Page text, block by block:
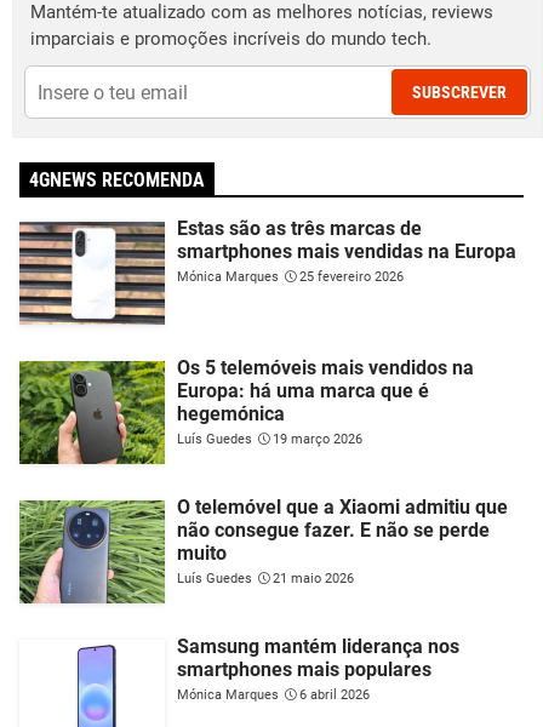
Mantém-te atualizado com as melhores notícias, reviews
imparciais e promoções incríveis do mundo tech.
SUBSCREVER
4GNEWS RECOMENDA
Estas são as três marcas de
smartphones mais vendidas na Europa
Mónica Marques 25 fevereiro 2026
Os 5 telemóveis mais vendidos na
Europa: há uma marca que é
hegemónica
Luís Guedes 19 março 2026
O telemóvel que a Xiaomi admitiu que
não consegue fazer. E não se perde
muito
Luís Guedes 21 maio 2026
Samsung mantém liderança nos
smartphones mais populares
Mónica Marques 6 abril 2026